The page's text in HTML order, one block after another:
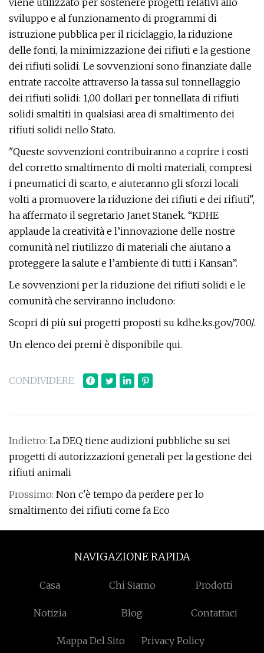
viene utilizzato per sostenere progetti relativi allo
sviluppo e al funzionamento di programmi di
istruzione pubblica per il riciclaggio, la riduzione
delle fonti, la minimizzazione dei rifiuti e la gestione
dei rifiuti solidi. Le sovvenzioni sono finanziate dalle
entrate raccolte attraverso la tassa sul tonnellaggio
dei rifiuti solidi: 1,00 dollari per tonnellata di rifiuti
solidi smaltiti in qualsiasi area di smaltimento dei
rifiuti solidi nello Stato.
"Queste sovvenzioni contribuiranno a coprire i costi
del corretto smaltimento di molti materiali, compresi
i pneumatici di scarto, e aiuteranno gli sforzi locali
volti a promuovere la riduzione dei rifiuti e dei rifiuti",
ha affermato il segretario Janet Stanek. “KDHE
applaude la creatività e l’innovazione delle nostre
comunità nel riutilizzo di materiali che aiutano a
proteggere la salute e l’ambiente di tutti i Kansan”.
Le sovvenzioni per la riduzione dei rifiuti solidi e le
comunità che serviranno includono:
Scopri di più sui progetti proposti su kdhe.ks.gov/700/.
Un elenco dei premi è disponibile qui.
CONDIVIDERE
Indietro: La DEQ tiene audizioni pubbliche su sei
progetti di autorizzazioni generali per la gestione dei
rifiuti animali
Prossimo: Non c'è tempo da perdere per lo
smaltimento dei rifiuti come fa Eco
NAVIGAZIONE RAPIDA
Casa Chi Siamo Prodotti
Notizia Blog Contattaci
Mappa Del Sito Privacy Policy